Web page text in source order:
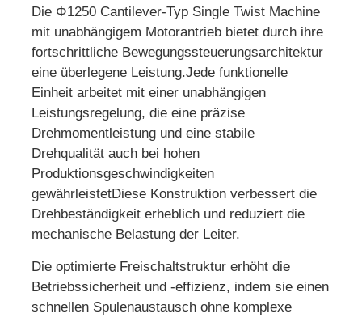
Rückspulmaschine
Strecke weg von der Maschine
Kabelverpackungsmaschine
Kabelwicklermaschine
mit einer Leistung von mehr als 100 W
Die Φ1250 Cantilever-Typ Single Twist Machine
mit unabhängigem Motorantrieb bietet durch ihre
fortschrittliche Bewegungssteuerungsarchitektur
eine überlegene Leistung.Jede funktionelle
Einheit arbeitet mit einer unabhängigen
Leistungsregelung, die eine präzise
Drehmomentleistung und eine stabile
Drehqualität auch bei hohen
Produktionsgeschwindigkeiten
gewährleistetDiese Konstruktion verbessert die
Drehbeständigkeit erheblich und reduziert die
mechanische Belastung der Leiter.
Die optimierte Freischaltstruktur erhöht die
Betriebssicherheit und -effizienz, indem sie einen
schnellen Spulenaustausch ohne komplexe